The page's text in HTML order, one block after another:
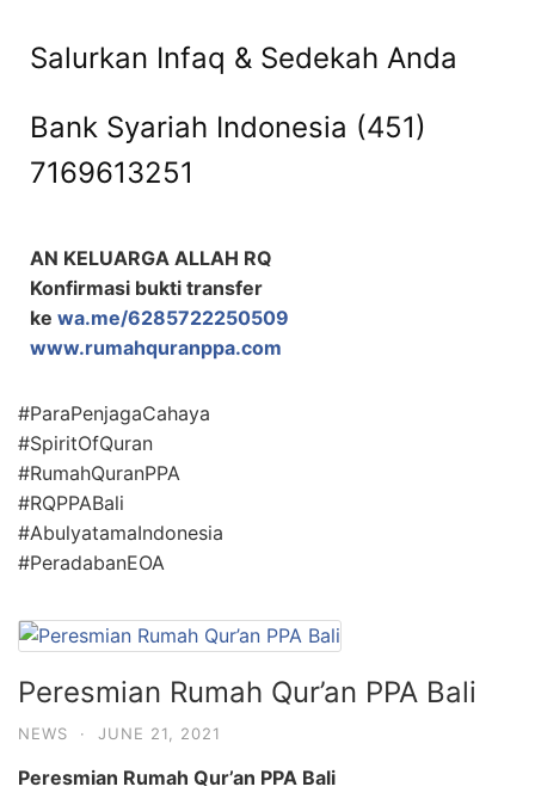
Salurkan Infaq & Sedekah Anda
Bank Syariah Indonesia (451)
7169613251
AN KELUARGA ALLAH RQ
Konfirmasi bukti transfer
ke wa.me/6285722250509
www.rumahquranppa.com
#ParaPenjagaCahaya
#SpiritOfQuran
#RumahQuranPPA
#RQPPABali
#AbulyatamaIndonesia
#PeradabanEOA
Peresmian Rumah Qur’an PPA Bali
NEWS · JUNE 21, 2021
Peresmian Rumah Qur’an PPA Bali